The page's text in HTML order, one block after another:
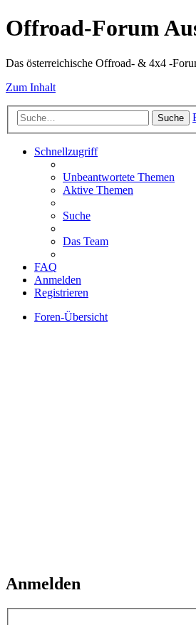
Offroad-Forum
Das österreichische Offroad- & 4x4 -
Zum Inhalt
Suche
Schnellzugriff
Unbeantwortete Themen
Aktive Themen
Suche
Das Team
FAQ
Anmelden
Registrieren
Foren-Übersicht
Anmelden